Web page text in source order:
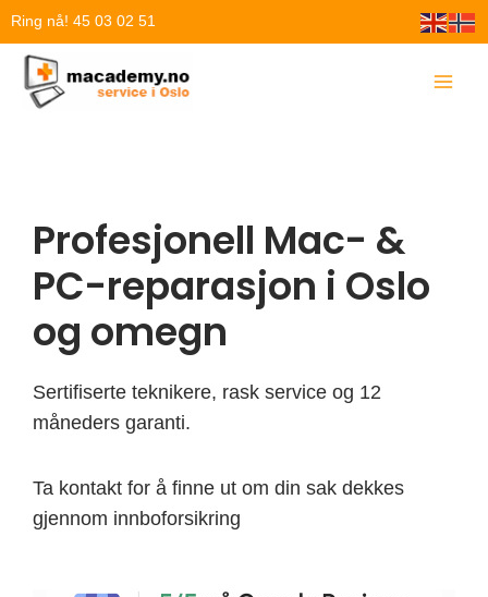
Hopp
innholdet
Ring nå! 45 03 02 51
Profesjonell Mac- &
PC-reparasjon i Oslo
og omegn
Sertifiserte teknikere, rask service og 12
måneders garanti.
Ta kontakt for å finne ut om din sak dekkes
gjennom innboforsikring